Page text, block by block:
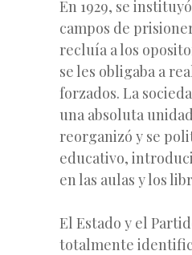
En 1929, se
campos de
recluía a los
se les obligaba a
forzados. La
una absoluta
reorganizó y se
educativo,
en las aulas y los
El Estado y el
totalmente